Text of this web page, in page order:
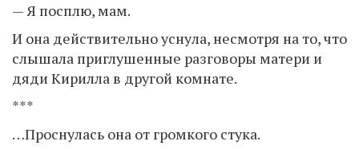
— Я посплю, мам.
И она действительно уснула, несмотря на то, что
слышала приглушенные разговоры матери и
дяди Кирилла в другой комнате.
***
…Проснулась она от громкого стука.